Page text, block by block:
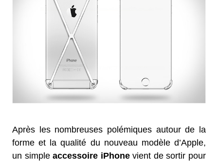
Après les nombreuses polémiques autour de la
forme et la qualité du nouveau modèle d’Apple,
un simpleaccessoire iPhonevient de sortir pour